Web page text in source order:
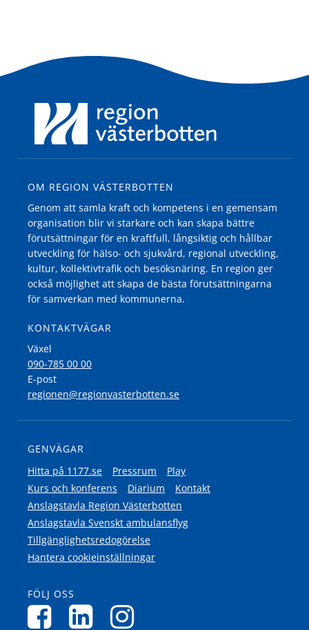
OM REGION VÄSTERBOTTEN
Genom att samla kraft och kompetens i en gemensam
organisation blir vi starkare och kan skapa bättre
förutsättningar för en kraftfull, långsiktig och hållbar
utveckling för hälso- och sjukvård, regional utveckling,
kultur, kollektivtrafik och besöksnäring. En region ger
också möjlighet att skapa de bästa förutsättningarna
för samverkan med kommunerna.
KONTAKTVÄGAR
Växel
090-785 00 00
E-post
regionen@regionvasterbotten.se
GENVÄGAR
Hitta på 1177.se
Pressrum
Play
Kurs och konferens
Diarium
Kontakt
Anslagstavla Region Västerbotten
Anslagstavla Svenskt ambulansflyg
Tillgänglighetsredogörelse
Hantera cookieinställningar
FÖLJ OSS